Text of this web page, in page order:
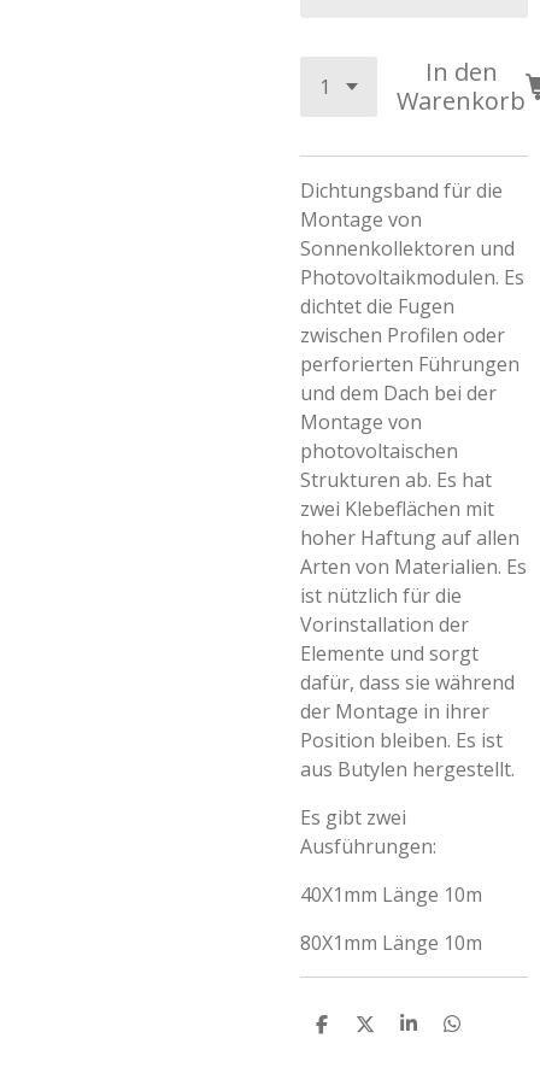
In den
Warenkorb
Dichtungsband für die
Montage von
Sonnenkollektoren und
Photovoltaikmodulen. Es
dichtet die Fugen
zwischen Profilen oder
perforierten Führungen
und dem Dach bei der
Montage von
photovoltaischen
Strukturen ab. Es hat
zwei Klebeflächen mit
hoher Haftung auf allen
Arten von Materialien. Es
ist nützlich für die
Vorinstallation der
Elemente und sorgt
dafür, dass sie während
der Montage in ihrer
Position bleiben. Es ist
aus Butylen hergestellt.
Es gibt zwei
Ausführungen:
40X1mm Länge 10m
80X1mm Länge 10m
T
T
T
T